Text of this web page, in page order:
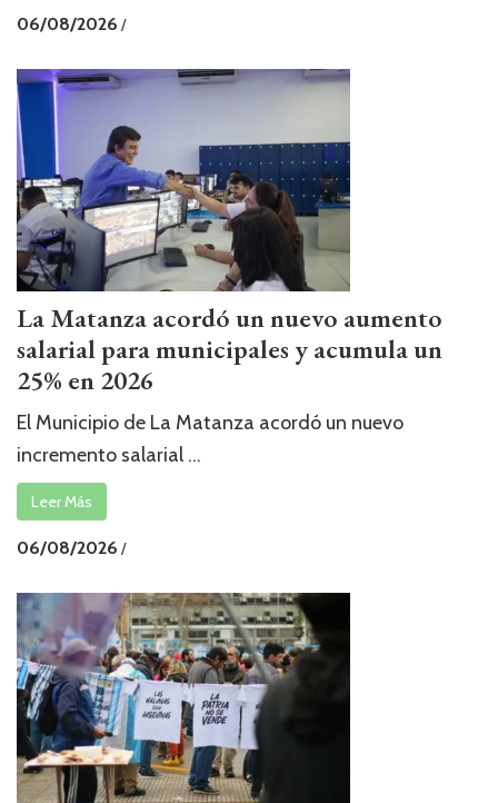
06/08/2026 /
La Matanza acordó un nuevo aumento
salarial para municipales y acumula un
25% en 2026
El Municipio de La Matanza acordó un nuevo
incremento salarial ...
Leer Más
06/08/2026 /